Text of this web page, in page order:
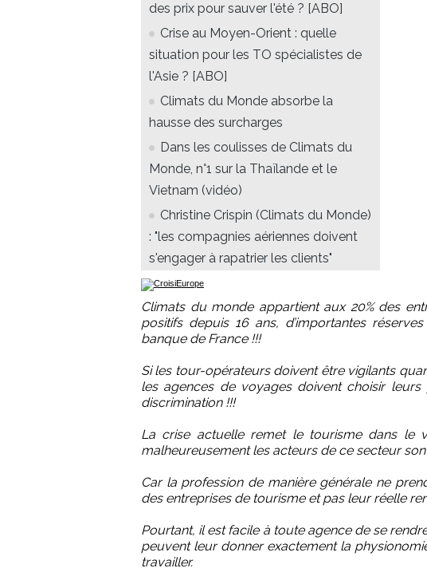
des prix pour sauver l'été ? [ABO]
Crise au Moyen-Orient : quelle
situation pour les TO spécialistes de
l'Asie ? [ABO]
Climats du Monde absorbe la
hausse des surcharges
Dans les coulisses de Climats du
Monde, n°1 sur la Thaïlande et le
Vietnam (vidéo)
Christine Crispin (Climats du Monde)
: "les compagnies aériennes doivent
s'engager à rapatrier les clients"
Climats du monde appartient aux 20% des
positifs depuis 16 ans, d’importantes
banque de France !!!
Si les tour-opérateurs doivent être vigilants
les agences de voyages doivent choisir
discrimination !!!
La crise actuelle remet le tourisme dans le
malheureusement les acteurs de ce secteur
Car la profession de manière générale ne
des entreprises de tourisme et pas leur réelle
Pourtant, il est facile à toute agence de se
peuvent leur donner exactement la
travailler.